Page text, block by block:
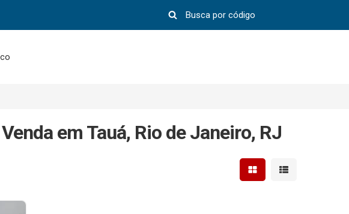
em Tauá, Rio de Janeiro, RJ
Mostrar resultados em
Mostrar